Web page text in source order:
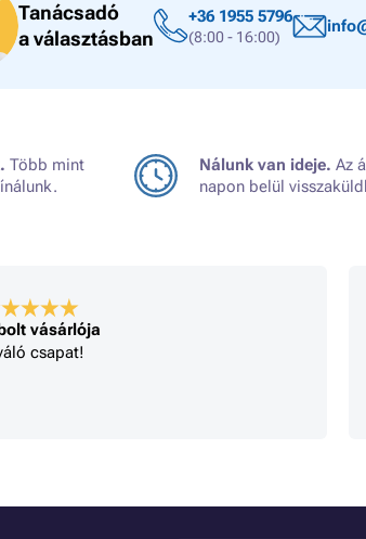
Tanácsadó
a választásban
+36 1955 5796
(8:00 - 16:00)
Több mint
Nálunk van ideje. Az
napon belül
vásárlója
csapat!